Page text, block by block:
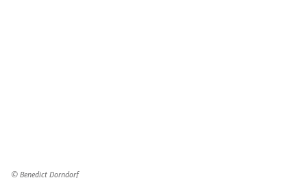
© Benedict Dorndorf